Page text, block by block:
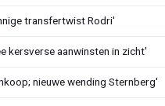
transfertwist Rodri'
kersverse aanwinsten in zicht'
nieuwe wending Sternberg'